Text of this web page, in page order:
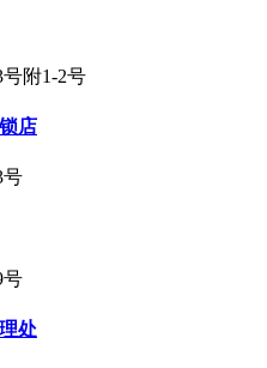
附1-2号
店
号
号
处